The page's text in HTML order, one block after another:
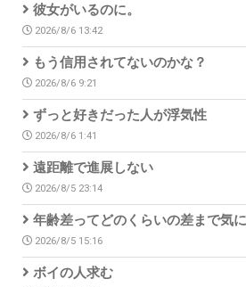
彼女がいるのに。
2026/8/6 13:42
もう信用されてないのかな？
2026/8/6 9:21
ずっと好きだった人が浮気性
2026/8/6 1:41
遠距離で進展しない
2026/8/5 23:14
年齢差ってどのくらいの差まで気
2026/8/5 15:16
ボイの人求む